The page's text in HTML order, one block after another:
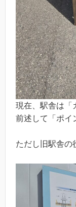
現在、駅舎は「
前述して「ポイ
ただし旧駅舎の